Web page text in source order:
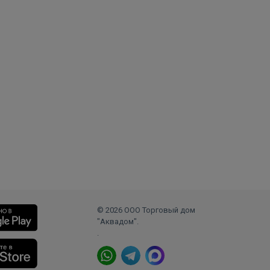
© 2026 ООО Торговый дом
"Аквадом".
.